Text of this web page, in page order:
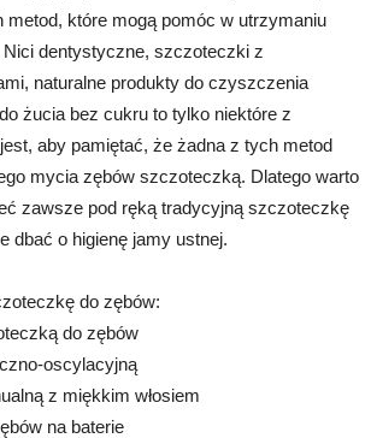
metod, które mogą pomóc w utrzymaniu
Nici dentystyczne, szczoteczki z
naturalne produkty do czyszczenia
żucia bez cukru to tylko niektóre z
aby pamiętać, że żadna z tych metod
mycia zębów szczoteczką. Dlatego warto
zawsze pod ręką tradycyjną szczoteczkę
dbać o higienę jamy ustnej.
do zębów:
do zębów
oscylacyjną
z miękkim włosiem
na baterie